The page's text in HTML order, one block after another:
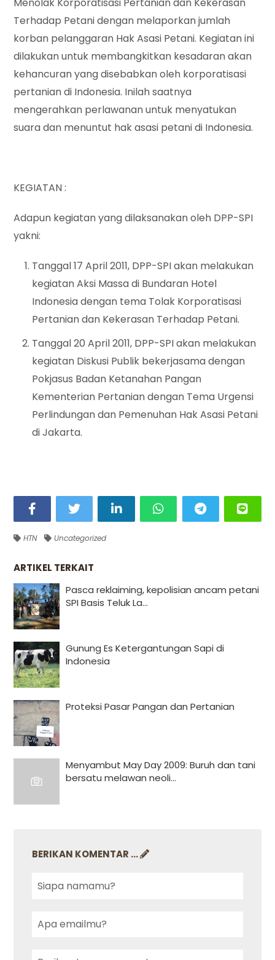
Menolak Korporatisasi Pertanian dan Kekerasan
Terhadap Petani dengan melaporkan jumlah
korban pelanggaran Hak Asasi Petani. Kegiatan ini
dilakukan untuk membangkitkan kesadaran akan
kehancuran yang disebabkan oleh korporatisasi
pertanian di Indonesia. Inilah saatnya
mengerahkan perlawanan untuk menyatukan
suara dan menuntut hak asasi petani di Indonesia.
KEGIATAN :
Adapun kegiatan yang dilaksanakan oleh DPP-SPI
yakni:
Tanggal 17 April 2011, DPP-SPI akan melakukan
kegiatan Aksi Massa di Bundaran Hotel
Indonesia dengan tema Tolak Korporatisasi
Pertanian dan Kekerasan Terhadap Petani.
Tanggal 20 April 2011, DPP-SPI akan melakukan
kegiatan Diskusi Publik bekerjasama dengan
Pokjasus Badan Ketanahan Pangan
Kementerian Pertanian dengan Tema Urgensi
Perlindungan dan Pemenuhan Hak Asasi Petani
di Jakarta.
HTN Uncategorized
ARTIKEL TERKAIT
Pasca reklaiming, kepolisian ancam petani
SPI Basis Teluk La...
Gunung Es Ketergantungan Sapi di
Indonesia
Proteksi Pasar Pangan dan Pertanian
Menyambut May Day 2009: Buruh dan tani
bersatu melawan neoli...
BERIKAN KOMENTAR ...